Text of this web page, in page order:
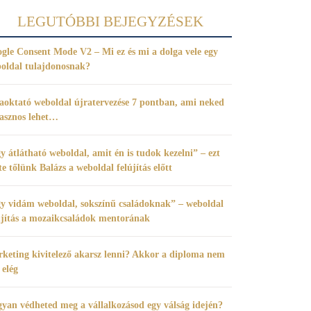
LEGUTÓBBI BEJEGYZÉSEK
Consent Mode V2 – Mi ez és mi a dolga vele egy
tulajdonosnak?
weboldal újratervezése 7 pontban, ami neked
lehet…
átlátható weboldal, amit én is tudok kezelni” – ezt
tőlünk Balázs a weboldal felújítás előtt
vidám weboldal, sokszínű családoknak” – weboldal
a mozaikcsaládok mentorának
kivitelező akarsz lenni? Akkor a diploma nem
elég
védheted meg a vállalkozásod egy válság idején?